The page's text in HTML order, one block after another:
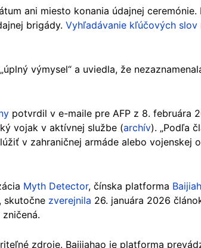
ani miesto konania údajnej ceremónie.
brigády. Vyhľadávanie kľúčových slov
výmysel“ a uviedla, že
potvrdil v e-maile pre AFP z 8. februára
vojak v aktívnej službe (archív). „Podľa
v zahraničnej armáde alebo vojenskej
Myth Detector, čínska platforma
skutočne zverejnila 26. januára 2026
zdroje. Baijiahao je platforma